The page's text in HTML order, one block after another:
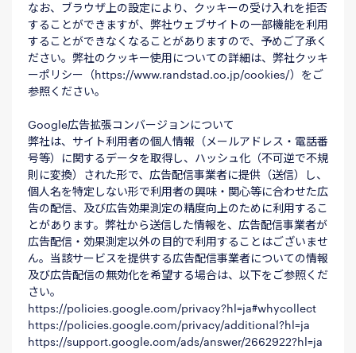
なお、ブラウザ上の設定により、クッキーの受け入れを拒否
することができますが、弊社ウェブサイトの一部機能を利用
することができなくなることがありますので、予めご了承く
ださい。弊社のクッキー使用についての詳細は、弊社クッキ
ーポリシー（https://www.randstad.co.jp/cookies/）をご
参照ください。
Google広告拡張コンバージョンについて
弊社は、サイト利用者の個人情報（メールアドレス・電話番
号等）に関するデータを取得し、ハッシュ化（不可逆で不規
則に変換）された形で、広告配信事業者に提供（送信）し、
個人名を特定しない形で利用者の興味・関心等に合わせた広
告の配信、及び広告効果測定の精度向上のために利用するこ
とがあります。弊社から送信した情報を、広告配信事業者が
広告配信・効果測定以外の目的で利用することはございませ
ん。当該サービスを提供する広告配信事業者についての情報
及び広告配信の無効化を希望する場合は、以下をご参照くだ
さい。
https://policies.google.com/privacy?hl=ja#whycollect
https://policies.google.com/privacy/additional?hl=ja
https://support.google.com/ads/answer/2662922?hl=ja